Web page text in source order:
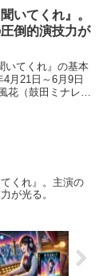
う意味が込め
いてくれ』。
倒的演技力が
いてくれ』の基本
月21日～6月9日
花（鼓田ミナレ
くれ』。主演の
が光る。